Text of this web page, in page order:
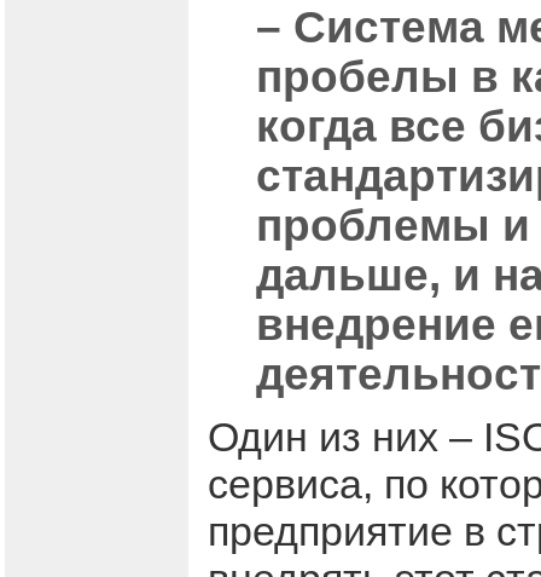
– Система
пробелы в
когда все
проблемы и
дальше, и
внедрение
Один из них –
сервиса, по
предприятие в